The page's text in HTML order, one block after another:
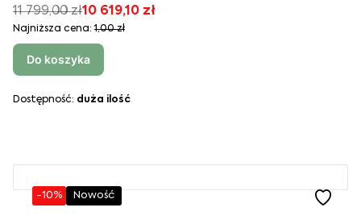
11 799,00 zł10 619,10 zł
Najniższa cena: 1,00 zł
Do koszyka
Dostępność: duża ilość
-10% Nowość